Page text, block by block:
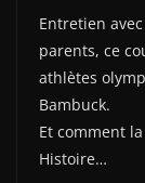
Entretien
parents, ce
athlètes
Bambuck.
Et comment
Histoire…